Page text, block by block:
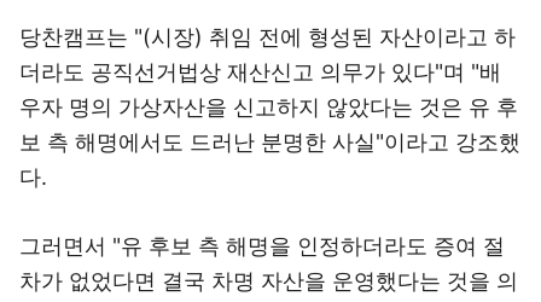
당찬캠프는 "(시장) 취임 전에 형성된 자산이라고 하
더라도 공직선거법상 재산신고 의무가 있다"며 "배
우자 명의 가상자산을 신고하지 않았다는 것은 유 후
보 측 해명에서도 드러난 분명한 사실"이라고 강조했
다.
그러면서 "유 후보 측 해명을 인정하더라도 증여 절
차가 없었다면 결국 차명 자산을 운영했다는 것을 의